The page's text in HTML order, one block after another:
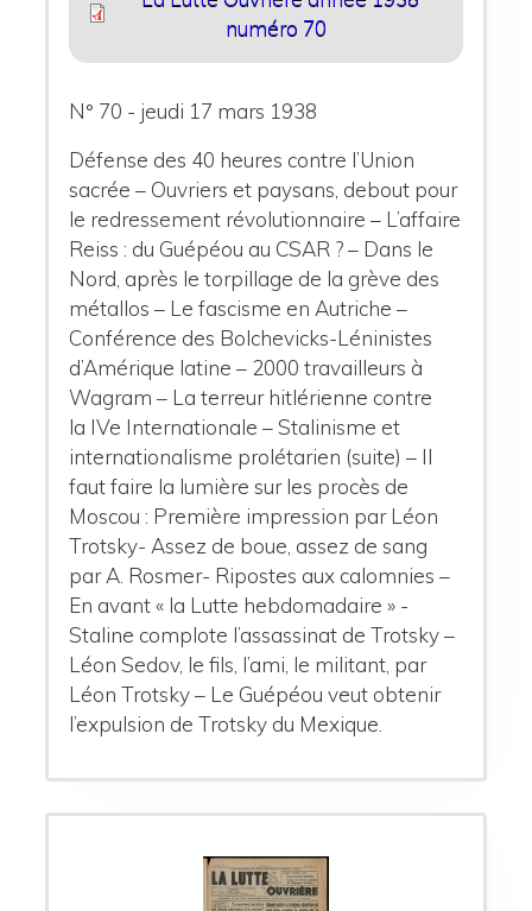
numéro 70
N° 70 - jeudi 17 mars 1938
Défense des 40 heures contre l’Union
sacrée – Ouvriers et paysans, debout pour
le redressement révolutionnaire – L’affaire
Reiss : du Guépéou au CSAR ? – Dans le
Nord, après le torpillage de la grève des
métallos – Le fascisme en Autriche –
Conférence des Bolchevicks-Léninistes
d’Amérique latine – 2000 travailleurs à
Wagram – La terreur hitlérienne contre
la IVe Internationale – Stalinisme et
internationalisme prolétarien (suite) – Il
faut faire la lumière sur les procès de
Moscou : Première impression par Léon
Trotsky- Assez de boue, assez de sang
par A. Rosmer- Ripostes aux calomnies –
En avant « la Lutte hebdomadaire » -
Staline complote l’assassinat de Trotsky –
Léon Sedov, le fils, l’ami, le militant, par
Léon Trotsky – Le Guépéou veut obtenir
l’expulsion de Trotsky du Mexique.